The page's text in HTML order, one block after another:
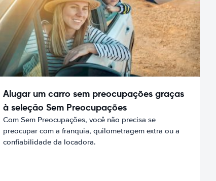
Alugar um carro sem preocupações graças
à seleção Sem Preocupações
Com Sem Preocupações, você não precisa se
preocupar com a franquia, quilometragem extra ou a
confiabilidade da locadora.